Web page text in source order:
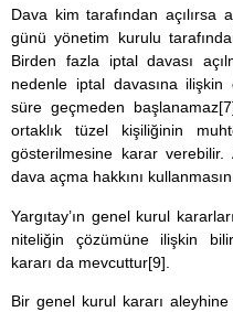
Dava kim tarafından açılırsa
günü yönetim kurulu
Birden fazla iptal davası
nedenle iptal davasına
süre geçmeden başlanamaz
ortaklık tüzel kişiliğinin
gösterilmesine karar
dava açma hakkını
Yargıtay’ın genel kurul
niteliğin çözümüne ilişkin
kararı da mevcuttur[9]
Bir genel kurul kararı aleyhine